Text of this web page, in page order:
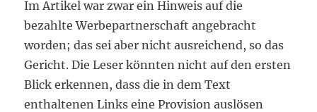
Im Artikel war zwar ein Hinweis auf die
bezahlte Werbepartnerschaft angebracht
worden; das sei aber nicht ausreichend, so das
Gericht. Die Leser könnten nicht auf den ersten
Blick erkennen, dass die in dem Text
enthaltenen Links eine Provision auslösen